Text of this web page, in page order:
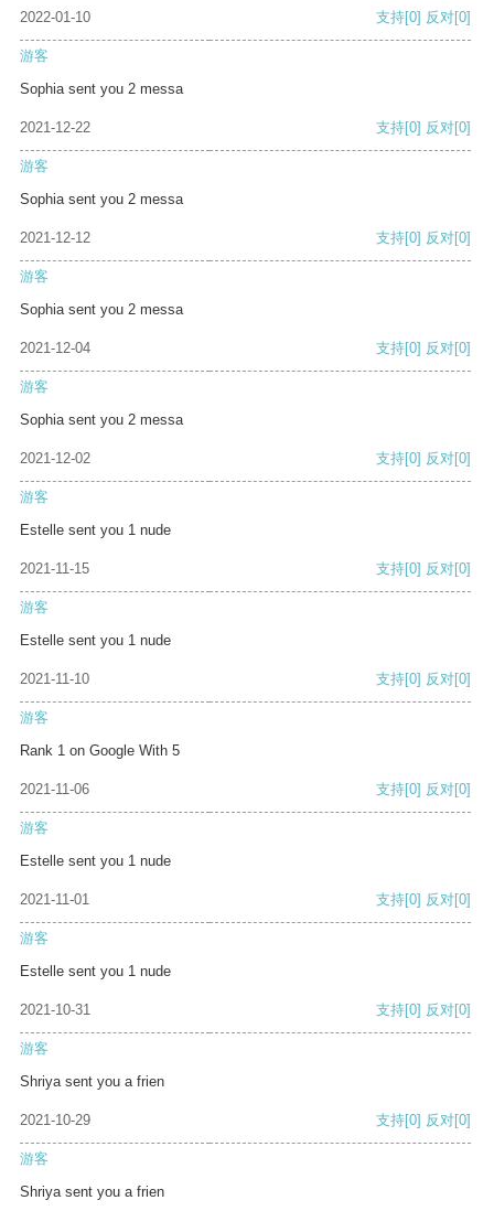
2022-01-10 支持[0] 反对[0]
游客
Sophia sent you 2 messa
2021-12-22 支持[0] 反对[0]
游客
Sophia sent you 2 messa
2021-12-12 支持[0] 反对[0]
游客
Sophia sent you 2 messa
2021-12-04 支持[0] 反对[0]
游客
Sophia sent you 2 messa
2021-12-02 支持[0] 反对[0]
游客
Estelle sent you 1 nude
2021-11-15 支持[0] 反对[0]
游客
Estelle sent you 1 nude
2021-11-10 支持[0] 反对[0]
游客
Rank 1 on Google With 5
2021-11-06 支持[0] 反对[0]
游客
Estelle sent you 1 nude
2021-11-01 支持[0] 反对[0]
游客
Estelle sent you 1 nude
2021-10-31 支持[0] 反对[0]
游客
Shriya sent you a frien
2021-10-29 支持[0] 反对[0]
游客
Shriya sent you a frien